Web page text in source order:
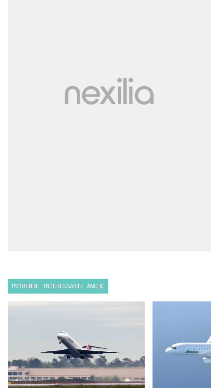
POTREBBE INTERESSARTI ANCHE